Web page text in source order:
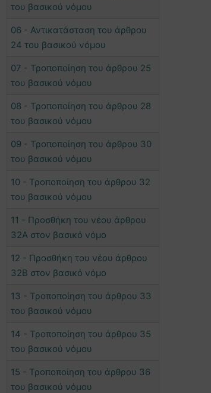
του βασικού νόμου
06 - Αντικατάσταση του άρθρου
24 του βασικού νόμου
07 - Τροποποίηση του άρθρου 25
του βασικού νόμου
08 - Τροποποίηση του άρθρου 28
του βασικού νόμου
09 - Τροποποίηση του άρθρου 30
του βασικού νόμου
10 - Τροποποίηση του άρθρου 32
του βασικού νόμου
11 - Προσθήκη του νέου άρθρου
32Α στον βασικό νόμο
12 - Προσθήκη του νέου άρθρου
32Β στον βασικό νόμο
13 - Τροποποίηση του άρθρου 33
του βασικού νόμου
14 - Τροποποίηση του άρθρου 35
του βασικού νόμου
15 - Τροποποίηση του άρθρου 36
του βασικού νόμου